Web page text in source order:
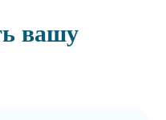
вашу